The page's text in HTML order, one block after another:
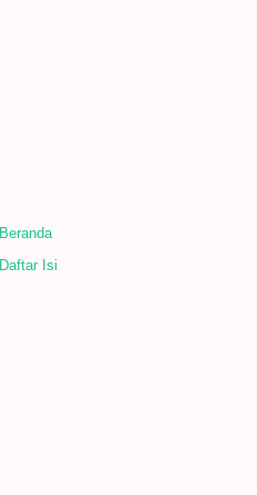
Beranda
Daftar Isi